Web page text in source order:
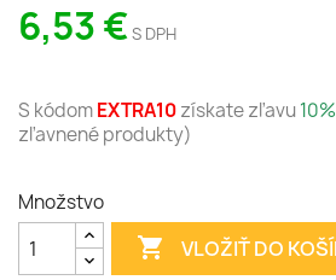
6,53 €S DPH
S kódomEXTRA10získate zľavu10%
zľavnené produkty)
Množstvo
 VLOŽIŤ DO